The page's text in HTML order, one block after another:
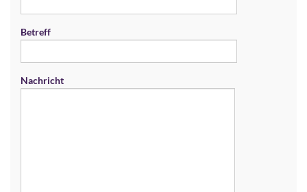
Betreff
Nachricht